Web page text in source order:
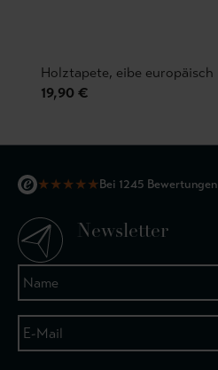
Holztapete, eibe europäisch
19,90 €
★★★★★Bei 1245 Bewertungen
Newsletter